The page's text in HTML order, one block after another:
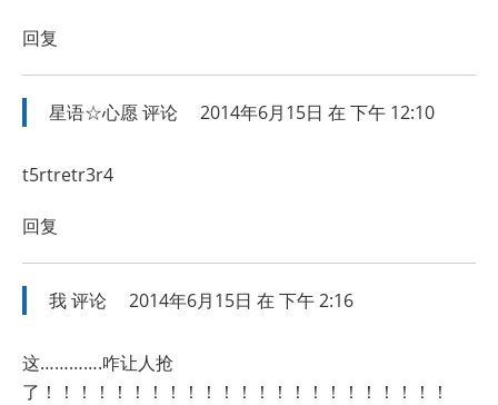
回复
星语☆心愿评论 2014年6月15日 在 下午 12:10
t5rtretr3r4
回复
我评论 2014年6月15日 在 下午 2:16
这………….咋让人抢
了！！！！！！！！！！！！！！！！！！！！！！！